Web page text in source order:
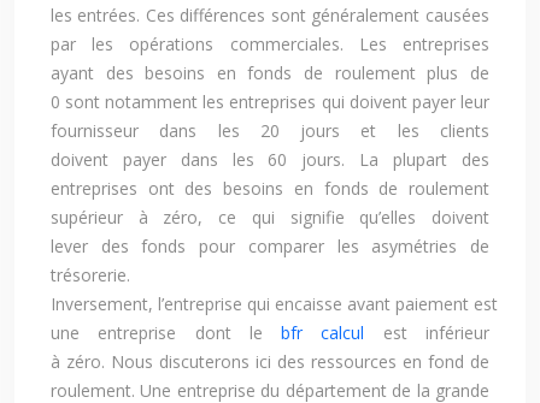
les entrées. Ces différences sont généralement causées
par les opérations commerciales. Les entreprises
ayant des besoins en fonds de roulement plus de
0 sont notamment les entreprises qui doivent payer leur
fournisseur dans les 20 jours et les clients
doivent payer dans les 60 jours. La plupart des
entreprises ont des besoins en fonds de roulement
supérieur à zéro, ce qui signifie qu’elles doivent
lever des fonds pour comparer les asymétries de
trésorerie.
Inversement, l’entreprise qui encaisse avant paiement est
une entreprise dont lebfr calcul est inférieur
à zéro. Nous discuterons ici des ressources en fond de
roulement. Une entreprise du département de la grande